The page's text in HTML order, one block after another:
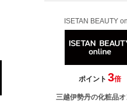
ISETAN BEAUTY
ポイント 3倍
三越伊勢丹の化粧品オ